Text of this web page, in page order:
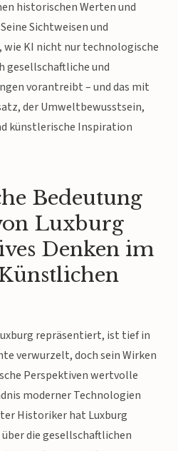
historischen Werten und
Sichtweisen und
KI nicht nur technologische
gesellschaftliche und
vorantreibt – und das mit
der Umweltbewusstsein,
künstlerische Inspiration
Bedeutung
Luxburg
Denken im
repräsentiert, ist tief in
verwurzelt, doch sein Wirken
Perspektiven wertvolle
moderner Technologien
Historiker hat Luxburg
die gesellschaftlichen